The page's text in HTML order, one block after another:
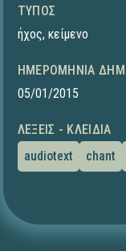
ΤΎΠΟΣ
ήχος, κείμενο
ΗΜΕΡΟΜΗΝΊΑ
05/01/2015
ΛΈΞΕΙΣ - ΚΛΕΙΔΙΆ
audiotext
chant